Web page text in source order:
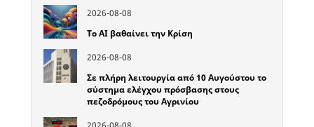
2026-08-08
Το ΑΙ βαθαίνει την Κρίση
2026-08-08
Σε πλήρη λειτουργία από 10 Αυγούστου το
σύστημα ελέγχου πρόσβασης στους
πεζοδρόμους του Αγρινίου